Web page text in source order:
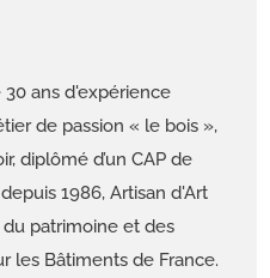
30 ans d'expérience
de passion « le bois »,
diplômé d’un CAP de
1986, Artisan d'Art
patrimoine et des
les Bâtiments de France.